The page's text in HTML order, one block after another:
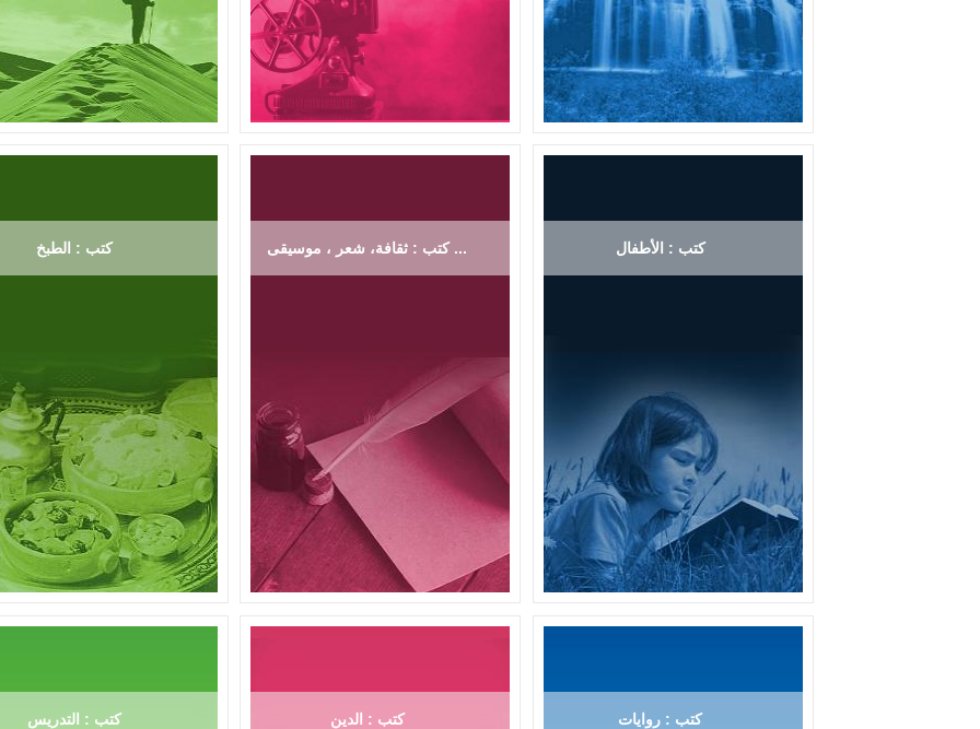
كتب : الطبخ كتب : ثقافة، شعر ، موسيقى ... كتب : الأطفال
كتب : التدريس كتب : الدين كتب : روايات